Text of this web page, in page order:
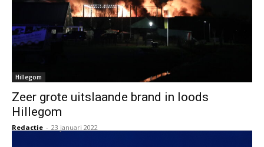
Hillegom
Zeer grote uitslaande brand in loods
Hillegom
Redactie - 23 januari 2022